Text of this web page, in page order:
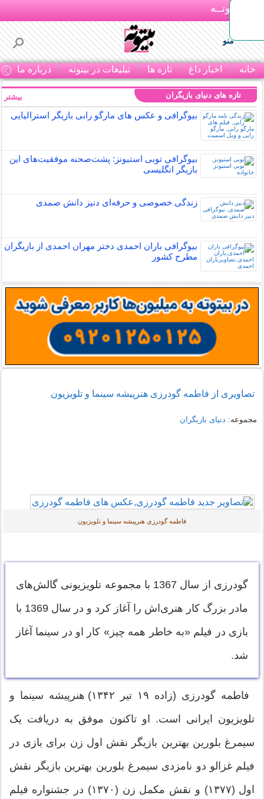
بـیتوتــه
منو
خانه اخبار داغ تازه ها تبلیغات در بیتوته درباره ما
تازه های دنیای بازیگران
بیوگرافی و عکس های مارگو رابی بازیگر استرالیایی
بیوگرافی توبی استیونز: پشت‌صحنه موفقیت‌های این
بازیگر انگلیسی
زندگی خصوصی و حرفه‌ای دنیز دانش صمدی
بیوگرافی باران احمدی دختر مهران احمدی از بازیگران
مطرح کشور
بیشتر
تصاویری از فاطمه گودرزی هنرپیشه سینما و تلویزیون
مجموعه: دنیای بازیگران
فاطمه گودرزی هنرپیشه سینما و تلویزیون
گودرزی از سال 1367 با مجموعه تلویزیونی گالش‌های
مادر بزرگ کار هنری‌اش را آغاز کرد و در سال 1369 با
بازی در فیلم «به خاطر همه چیز» کار او در سینما آغاز
شد.
فاطمه گودرزی (زاده ۱۹ تیر ۱۳۴۲) هنرپیشه سینما و
تلویزیون ایرانی است. او تاکنون موفق به دریافت یک
سیمرغ بلورین بهترین بازیگر نقش اول زن برای بازی در
فیلم غزالو دو نامزدی سیمرغ بلورین بهترین بازیگر نقش
اول (۱۳۷۷) و نقش مکمل زن (۱۳۷۰) در جشنواره فیلم